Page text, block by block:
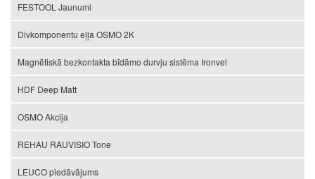
FESTOOL Jaunumi
Divkomponentu eļļa OSMO 2K
Magnētiskā bezkontakta bīdāmo durvju sistēma Ironvel
HDF Deep Matt
OSMO Akcija
REHAU RAUVISIO Tone
LEUCO piedāvājums